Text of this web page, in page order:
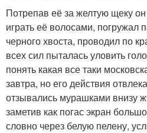
Потрепав её за желтую щеку
играть её волосами, погружал
черного хвоста, проводил по
всех сил пыталась уловить
понять какая все таки
завтра, но его действия
отзывались мурашками внизу
заметив как погас экран
словно через белую пелену,